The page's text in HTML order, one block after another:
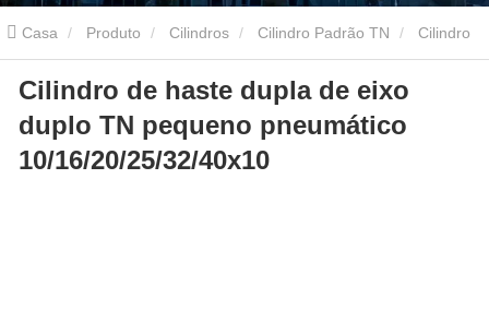
Casa Produto Cilindros Cilindro Padrão TN
de haste dupla de eixo duplo TN pequeno pneumático
10/16/20/25/32/40x10
Cilindro de haste dupla de eixo
duplo TN pequeno pneumático
10/16/20/25/32/40x10